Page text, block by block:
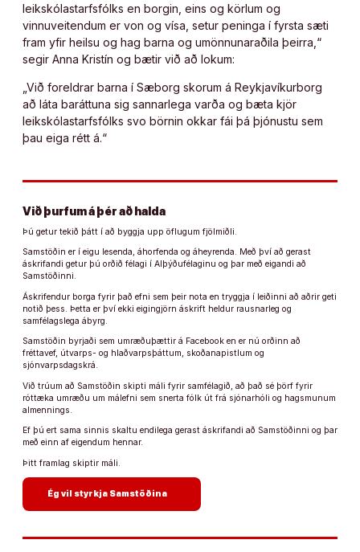
leikskólastarfsfólks en borgin, eins og körlum og
vinnuveitendum er von og vísa, setur peninga í fyrsta sæti
fram yfir heilsu og hag barna og umönnunaraðila þeirra,“
segir Anna Kristín og bætir við að lokum:
„Við foreldrar barna í Sæborg skorum á Reykjavíkurborg
að láta baráttuna sig sannarlega varða og bæta kjör
leikskólastarfsfólks svo börnin okkar fái þá þjónustu sem
þau eiga rétt á.“
Við þurfum á þér að halda
Þú getur tekið þátt í að byggja upp öflugum fjölmiðli.
Samstöðin er í eigu lesenda, áhorfenda og áheyrenda. Með því að gerast
áskrifandi getur þú orðið félagi í Alþýðufélaginu og þar með eigandi að
Samstöðinni.
Áskrifendur borga fyrir það efni sem þeir nota en tryggja í leiðinni að aðrir geti
notið þess. Þetta er því ekki eigingjörn áskrift heldur rausnarleg og
samfélagslega ábyrg.
Samstöðin byrjaði sem umræðuþættir á Facebook en er nú orðinn að
fréttavef, útvarps- og hlaðvarpsþáttum, skoðanapistlum og
sjónvarpsdagskrá.
Við trúum að Samstöðin skipti máli fyrir samfélagið, að það sé þörf fyrir
róttæka umræðu um málefni sem snerta fólk út frá sjónarhóli og hagsmunum
almennings.
Ef þú ert sama sinnis skaltu endilega gerast áskrifandi að Samstöðinni og þar
með einn af eigendum hennar.
Þitt framlag skiptir máli.
Ég vil styrkja Samstöðina